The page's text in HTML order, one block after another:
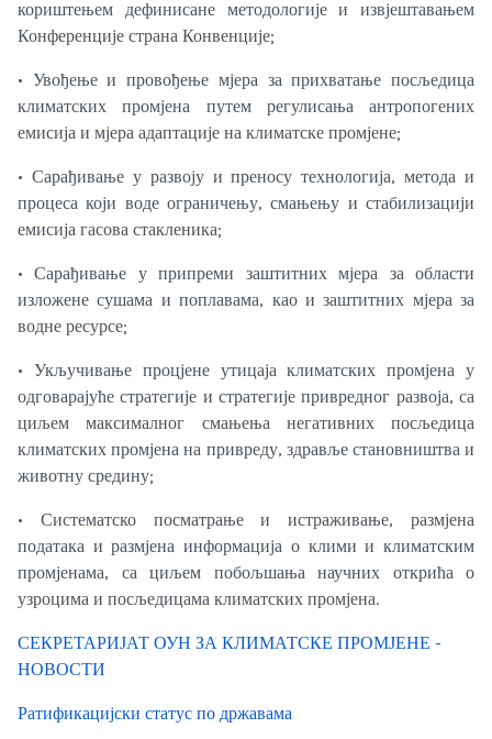
кориштењем дефинисане методологије и извјештавањем
Конференције страна Конвенције;
• Увођење и провођење мјера за прихватање посљедица
климатских промјена путем регулисања антропогених
емисија и мјера адаптације на климатске промјене;
• Сарађивање у развоју и преносу технологија, метода и
процеса који воде ограничењу, смањењу и стабилизацији
емисија гасова стакленика;
• Сарађивање у припреми заштитних мјера за области
изложене сушама и поплавама, као и заштитних мјера за
водне ресурсе;
• Укључивање процјене утицаја климатских промјена у
одговарајуће стратегије и стратегије привредног развоја, са
циљем максималног смањења негативних посљедица
климатских промјена на привреду, здравље становништва и
животну средину;
• Систематско посматрање и истраживање, размјена
података и размјена информација о клими и климатским
промјенама, са циљем побољшања научних открића о
узроцима и посљедицама климатских промјена.
СЕКРЕТАРИЈАТ ОУН ЗА КЛИМАТСКЕ ПРОМЈЕНЕ -
НОВОСТИ
Ратификацијски статус по државама